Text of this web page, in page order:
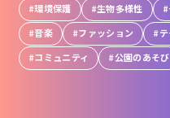
環境保護
生物多様性
音楽
ファッション
コミュニティ
公園のあそび